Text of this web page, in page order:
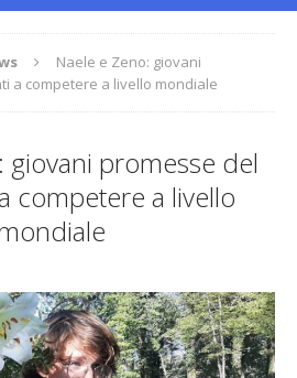
Naele e Zeno: giovani
a competere a livello mondiale
giovani promesse del
competere a livello